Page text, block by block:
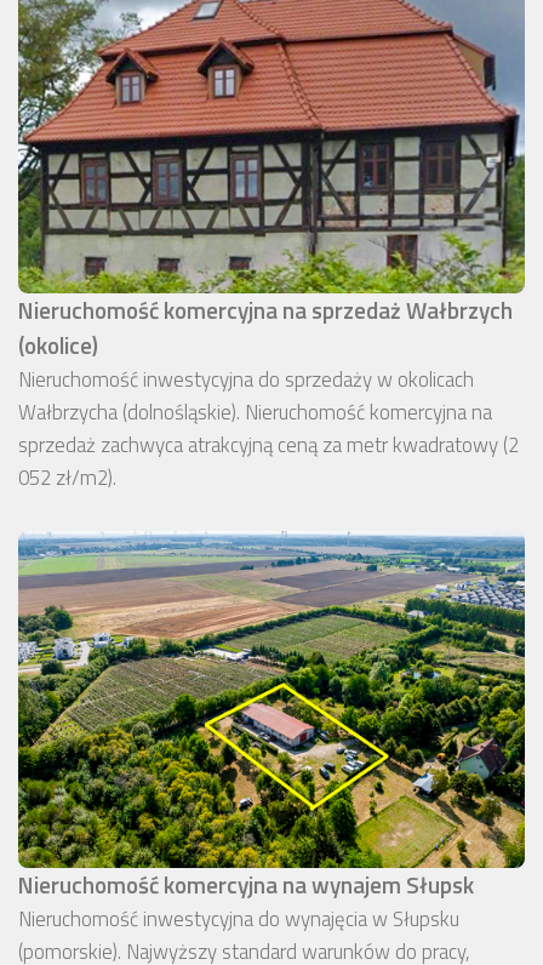
Nieruchomość komercyjna na sprzedaż Wałbrzych
(okolice)
Nieruchomość inwestycyjna do sprzedaży w okolicach
Wałbrzycha (dolnośląskie). Nieruchomość komercyjna na
sprzedaż zachwyca atrakcyjną ceną za metr kwadratowy (2
052 zł/m2).
Nieruchomość komercyjna na wynajem Słupsk
Nieruchomość inwestycyjna do wynajęcia w Słupsku
(pomorskie). Najwyższy standard warunków do pracy,